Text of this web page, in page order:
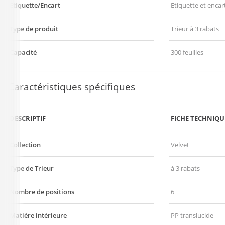
Etiquette/Encart Etiquette et
Type de produit Trieur à 3 rabats
Capacité 300 feuilles
Caractéristiques spécifiques
DESCRIPTIF FICHE
Collection Velvet
Type de Trieur à 3 rabats
Nombre de positions 6
Matière intérieure PP translucide